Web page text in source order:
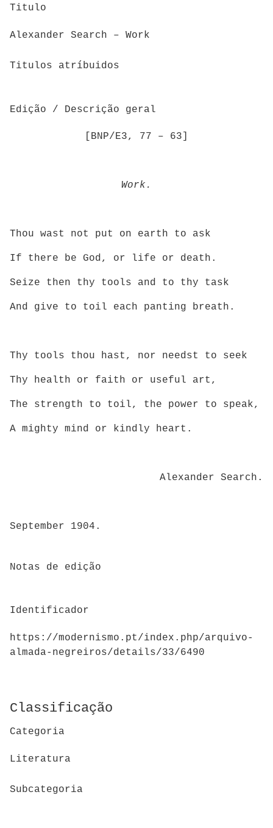
Titulo
Alexander Search – Work
Titulos atríbuidos
Edição / Descrição geral
[BNP/E3, 77 – 63]
Work.
Thou wast not put on earth to ask
If there be God, or life or death.
Seize then thy tools and to thy task
And give to toil each panting breath.
Thy tools thou hast, nor needst to seek
Thy health or faith or useful art,
The strength to toil, the power to speak,
A mighty mind or kindly heart.
Alexander Search.
September 1904.
Notas de edição
Identificador
https://modernismo.pt/index.php/arquivo-
almada-negreiros/details/33/6490
Classificação
Categoria
Literatura
Subcategoria